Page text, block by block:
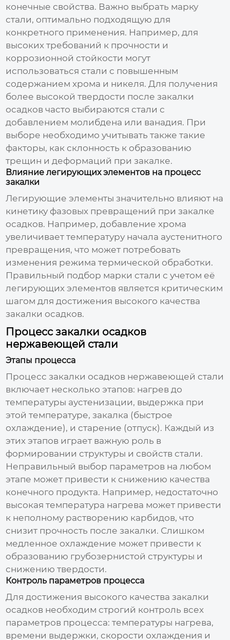
конечные свойства. Важно выбрать марку
стали, оптимально подходящую для
конкретного применения. Например, для
высоких требований к прочности и
коррозионной стойкости могут
использоваться стали с повышенным
содержанием хрома и никеля. Для получения
более высокой твердости послезакалки
осадков часто выбираются стали с
добавлением молибдена или ванадия. При
выборе необходимо учитывать также такие
факторы, как склонность к образованию
трещин и деформаций при закалке.
Влияние легирующих элементов на процесс
закалки
Легирующие элементы значительно влияют на
кинетику фазовых превращений при закалке
осадков. Например, добавление хрома
увеличивает температуру начала аустенитного
превращения, что может потребовать
изменения режима термической обработки.
Правильный подбор марки стали с учетом её
легирующих элементов является критическим
шагом для достижения высокого качества
закалки осадков.
Процесс закалки осадков
нержавеющей стали
Этапы процесса
Процессзакалки осадков нержавеющей стали
включает несколько этапов: нагрев до
температуры аустенизации, выдержка при
этой температуре, закалка (быстрое
охлаждение), и старение (отпуск). Каждый из
этих этапов играет важную роль в
формировании структуры и свойств стали.
Неправильный выбор параметров на любом
этапе может привести к снижению качества
конечного продукта. Например, недостаточно
высокая температура нагрева может привести
к неполному растворению карбидов, что
снизит прочность после закалки. Слишком
медленное охлаждение может привести к
образованию грубозернистой структуры и
снижению твердости.
Контроль параметров процесса
Для достижения высокого качества закалки
осадков необходим строгий контроль всех
параметров процесса: температуры нагрева,
времени выдержки, скорости охлаждения и